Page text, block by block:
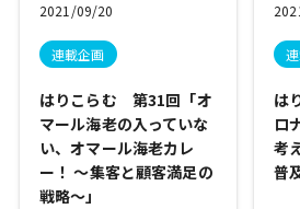
2021/09/20
連載企画
はりこらむ 第31回「オ
マール海老の入っていな
い、オマール海老カレ
ー！ ～集客と顧客満足の
戦略～」
は
ロ
考
普